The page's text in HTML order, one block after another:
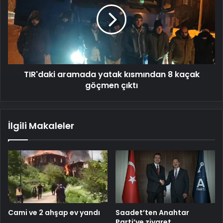
kısmından
8
kaçak
göçmen
çıktı
TIR'daki aramada yatak kısmından 8 kaçak
göçmen çıktı
İlgili Makaleler
Cami ve 2 ahşap ev yandı
Saadet’ten Anahtar